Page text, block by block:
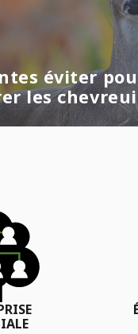
éviter
les